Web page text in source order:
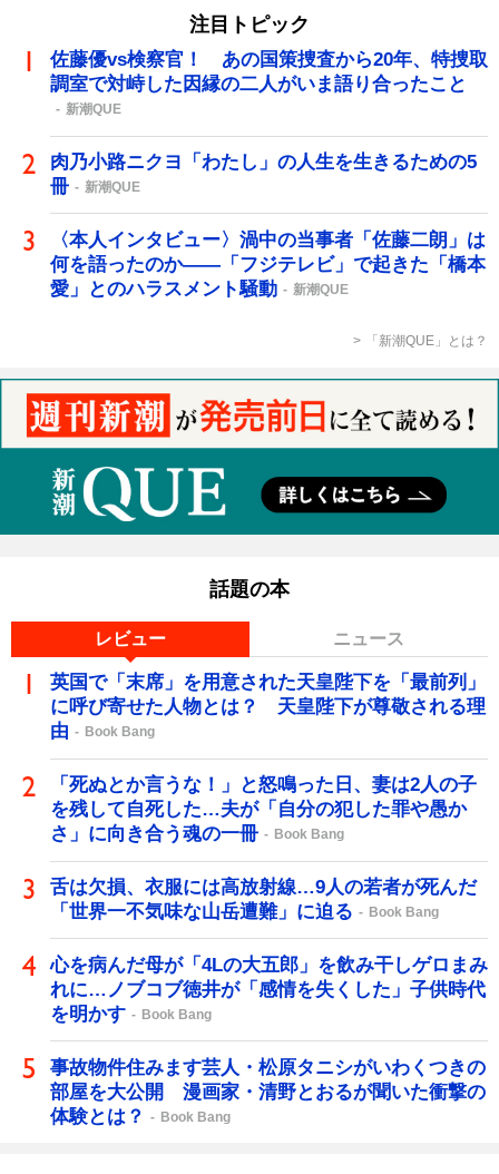
注目トピック
佐藤優vs検察官！ あの国策捜査から20年、特捜取
調室で対峙した因縁の二人がいま語り合ったこと
新潮QUE
肉乃小路ニクヨ「わたし」の人生を生きるための5
冊
新潮QUE
〈本人インタビュー〉渦中の当事者「佐藤二朗」は
何を語ったのか――「フジテレビ」で起きた「橋本
愛」とのハラスメント騒動
新潮QUE
「新潮QUE」とは？
話題の本
レビュー ニュース
英国で「末席」を用意された天皇陛下を「最前列」
に呼び寄せた人物とは？ 天皇陛下が尊敬される理
由
Book Bang
「死ぬとか言うな！」と怒鳴った日、妻は2人の子
を残して自死した…夫が「自分の犯した罪や愚か
さ」に向き合う魂の一冊
Book Bang
舌は欠損、衣服には高放射線…9人の若者が死んだ
「世界一不気味な山岳遭難」に迫る
Book Bang
心を病んだ母が「4Lの大五郎」を飲み干しゲロまみ
れに…ノブコブ徳井が「感情を失くした」子供時代
を明かす
Book Bang
事故物件住みます芸人・松原タニシがいわくつきの
部屋を大公開 漫画家・清野とおるが聞いた衝撃の
体験とは？
Book Bang